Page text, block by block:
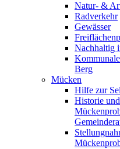
Natur- &
Radverkehr
Gewässer
Nachhaltig
Berg
Mücken
Hilfe zur
Historie